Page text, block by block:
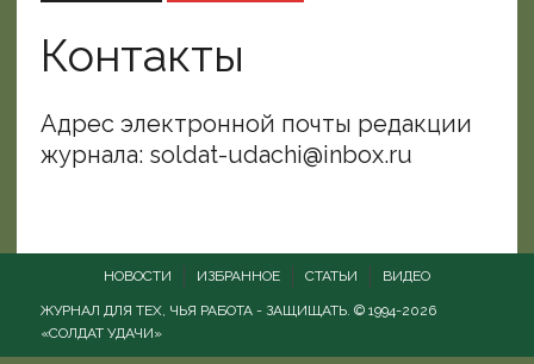
Контакты
Адрес электронной почты редакции
журнала: soldat-udachi@inbox.ru
НОВОСТИ ИЗБРАННОЕ СТАТЬИ ВИДЕО
ЖУРНАЛ ДЛЯ ТЕХ, ЧЬЯ РАБОТА - ЗАЩИЩАТЬ. © 1994-2026
«СОЛДАТ УДАЧИ»